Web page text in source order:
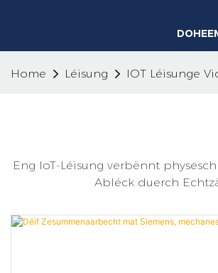
Home Léisung IOT Léisunge
Eng IoT-Léisung verbënnt
Abléck duerch